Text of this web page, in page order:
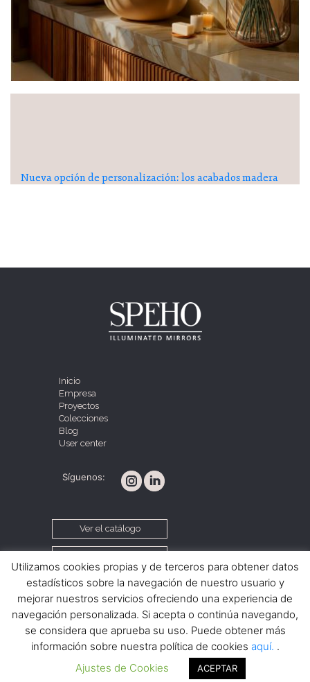
Nueva opción de personalización: los acabados madera
Inicio
Empresa
Proyectos
Colecciones
Blog
User center
Síguenos:
Ver el catálogo
Política de cookies
Aviso legal
Condiciones de venta
Utilizamos cookies propias y de terceros para obtener datos
estadísticos sobre la navegación de nuestro usuario y
mejorar nuestros servicios ofreciendo una experiencia de
navegación personalizada. Si acepta o continúa navegando,
se considera que aprueba su uso. Puede obtener más
información sobre nuestra política de cookies aquí. .
Ajustes de Cookies
ACEPTAR